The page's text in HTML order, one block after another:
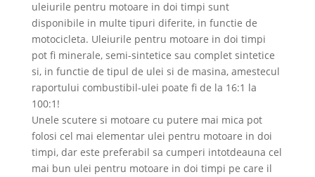
uleiurile pentru motoare in doi timpi sunt
disponibile in multe tipuri diferite, in functie de
motocicleta. Uleiurile pentru motoare in doi timpi
pot fi minerale, semi-sintetice sau complet sintetice
si, in functie de tipul de ulei si de masina, amestecul
raportului combustibil-ulei poate fi de la 16:1 la
100:1!
Unele scutere si motoare cu putere mai mica pot
folosi cel mai elementar ulei pentru motoare in doi
timpi, dar este preferabil sa cumperi intotdeauna cel
mai bun ulei pentru motoare in doi timpi pe care il